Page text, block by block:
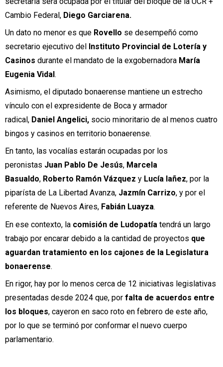
Cambio Federal, Diego Garciarena.
Un dato no menor es que Rovello se desempeñó como
secretario ejecutivo del Instituto Provincial de Lotería y
Casinos durante el mandato de la exgobernadora María
Eugenia Vidal.
Asimismo, el diputado bonaerense mantiene un estrecho
vínculo con el expresidente de Boca y armador
radical, Daniel Angelici, socio minoritario de al menos cuatro
bingos y casinos en territorio bonaerense.
En tanto, las vocalías estarán ocupadas por los
peronistas Juan Pablo De Jesús, Marcela
Basualdo, Roberto Ramón Vázquez y Lucía Iañez, por la
piparísta de La Libertad Avanza, Jazmín Carrizo, y por el
referente de Nuevos Aires, Fabián Luayza.
En ese contexto, la comisión de Ludopatía tendrá un largo
trabajo por encarar debido a la cantidad de proyectos que
aguardan tratamiento en los cajones de la Legislatura
bonaerense.
En rigor, hay por lo menos cerca de 12 iniciativas legislativas
presentadas desde 2024 que, por falta de acuerdos entre
los bloques, cayeron en saco roto en febrero de este año,
por lo que se terminó por conformar el nuevo cuerpo
parlamentario.